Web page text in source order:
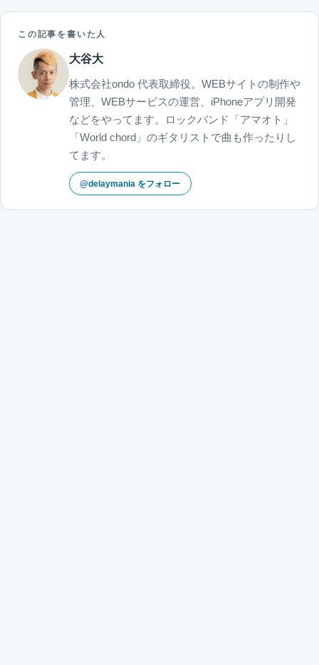
この記事を書いた人
大谷大
株式会社ondo 代表取締役。WEBサイトの制作や
管理、WEBサービスの運営、iPhoneアプリ開発
などをやってます。ロックバンド「アマオト」
「World chord」のギタリストで曲も作ったりし
てます。
@delaymania をフォロー